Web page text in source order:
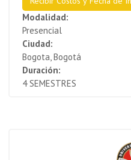
Modalidad:
Presencial
Ciudad:
Bogota, Bogotá
Duración:
4 SEMESTRES